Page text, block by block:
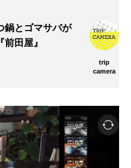
鍋とゴマサバが
田屋』
trip
camera